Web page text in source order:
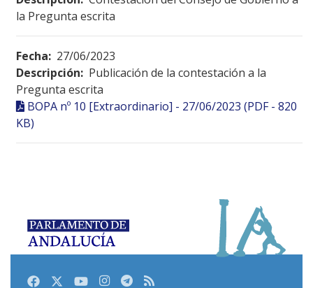
la Pregunta escrita
Fecha: 27/06/2023
Descripción: Publicación de la contestación a la
Pregunta escrita
BOPA nº 10 [Extraordinario] - 27/06/2023 (PDF - 820
KB)
FacebookTwitterYoutubeInstagram
Telegram
RSS